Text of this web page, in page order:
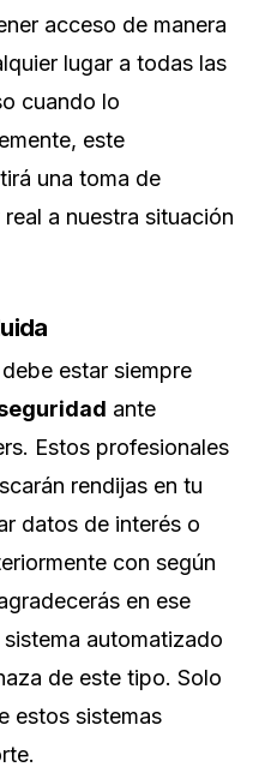
acceso de manera
lugar a todas las
cuando lo
este
una toma de
a nuestra situación
estar siempre
ante
Estos profesionales
rendijas en tu
datos de interés o
con según
en ese
automatizado
de este tipo. Solo
estos sistemas